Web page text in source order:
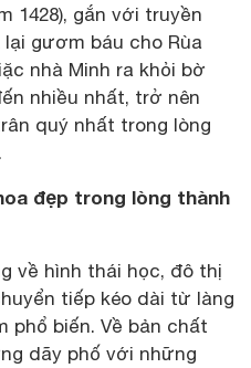
1428), gắn với truyền
gươm báu cho Rùa
nhà Minh ra khỏi bờ
nhiều nhất, trở nên
quý nhất trong lòng
đẹp trong lòng thành
về hình thái học, đô thị
tiếp kéo dài từ làng
phổ biến. Về bản chất
dãy phố với những